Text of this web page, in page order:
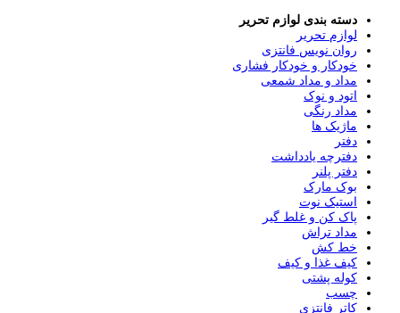
دسته بندی لوازم تحریر
لوازم تحریر
روان نویس فانتزی
خودکار و خودکار فشاری
مداد و مداد شمعی
اتود و نوک
مداد رنگی
ماژیک ها
دفتر
دفترچه یادداشت
دفتر پلنر
بوک مارک
استیک نوت
پاک کن و غلط گیر
مداد تراش
خط کش
کیف غذا و کیف
کوله پشتی
چسب
کاتر فانتزی